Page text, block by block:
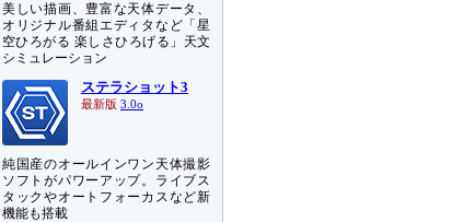
美しい描画、豊富な天体データ、
オリジナル番組エディタなど「星
空ひろがる 楽しさひろげる」天文
シミュレーション
ステラショット3
最新版 3.0o
純国産のオールインワン天体撮影
ソフトがパワーアップ。ライブス
タックやオートフォーカスなど新
機能も搭載